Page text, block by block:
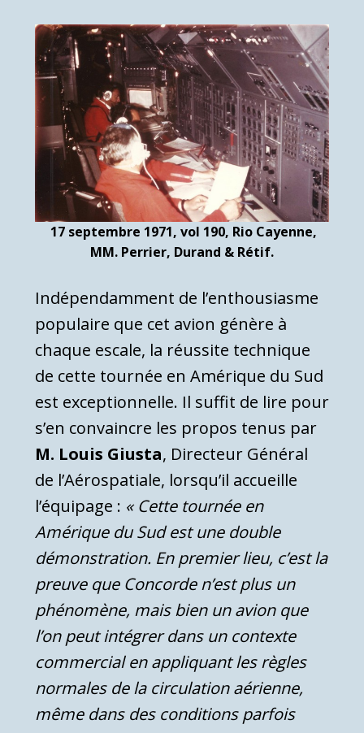
17 septembre 1971, vol 190, Rio Cayenne,
MM. Perrier, Durand & Rétif.
Indépendamment de l’enthousiasme
populaire que cet avion génère à
chaque escale, la réussite technique
de cette tournée en Amérique du Sud
est exceptionnelle. Il suffit de lire pour
s’en convaincre les propos tenus par
M. Louis Giusta, Directeur Général
de l’Aérospatiale, lorsqu’il accueille
l’équipage : « Cette tournée en
Amérique du Sud est une double
démonstration. En premier lieu, c’est la
preuve que Concorde n’est plus un
phénomène, mais bien un avion que
l’on peut intégrer dans un contexte
commercial en appliquant les règles
normales de la circulation aérienne,
même dans des conditions parfois